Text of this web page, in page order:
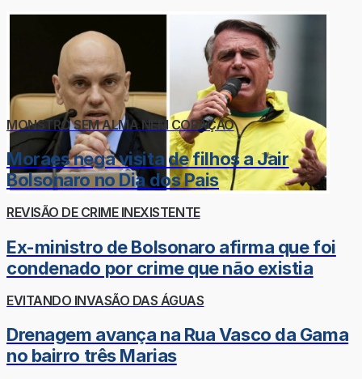
MONSTRO SEM ALMA NEM CORAÇÃO
Moraes nega visita de filhos a Jair
Bolsonaro no Dia dos Pais
REVISÃO DE CRIME INEXISTENTE
Ex-ministro de Bolsonaro afirma que foi
condenado por crime que não existia
EVITANDO INVASÃO DAS ÁGUAS
Drenagem avança na Rua Vasco da Gama
no bairro três Marias